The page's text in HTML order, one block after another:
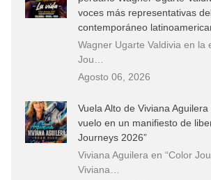
voces más representativas
contemporáneo
Wagner Ugarte Valdivia en la
Jou…
Agosto 06, 2026
Vuela Alto de Viviana
vuelo en un manifiesto de
Journeys 2026”
Viviana Aguilera en “Color
Viviana…